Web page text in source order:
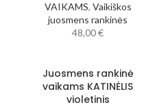
VAIKAMS, Vaikiškos
juosmens rankinės
48,00€
Juosmens rankinė
vaikams KATINĖLIS
violetinis